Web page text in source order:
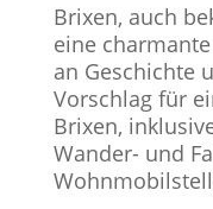
Brixen, auch
eine
an Geschichte
Vorschlag für
Brixen,
Wander- und